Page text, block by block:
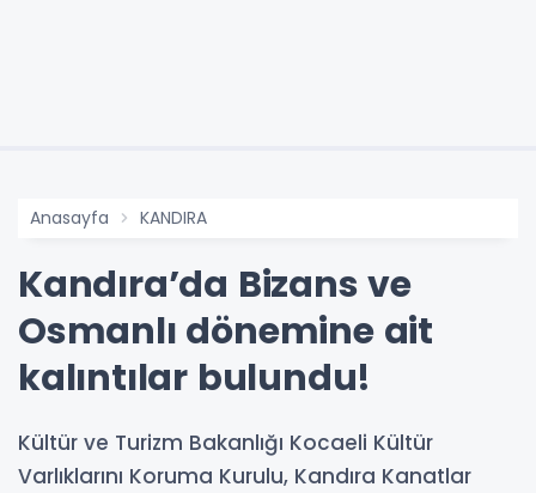
Anasayfa KANDIRA
Kandıra’da Bizans ve
Osmanlı dönemine ait
kalıntılar bulundu!
Kültür ve Turizm Bakanlığı Kocaeli Kültür
Varlıklarını Koruma Kurulu, Kandıra Kanatlar